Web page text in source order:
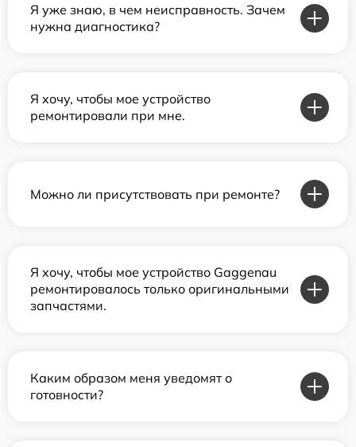
Я уже знаю, в чем неисправность. Зачем
нужна диагностика?
Я хочу, чтобы мое устройство
ремонтировали при мне.
Можно ли присутствовать при ремонте?
Я хочу, чтобы мое устройство Gaggenau
ремонтировалось только оригинальными
запчастями.
Каким образом меня уведомят о
готовности?